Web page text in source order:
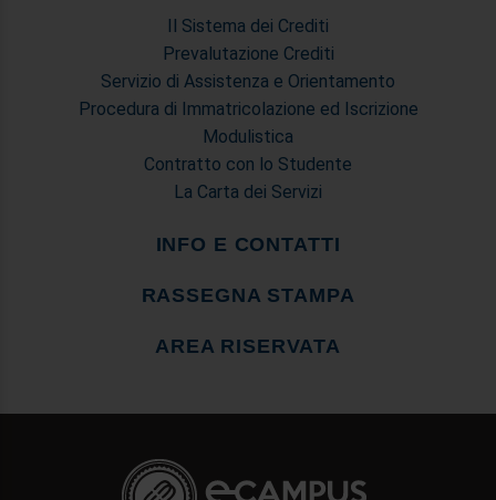
Il Sistema dei Crediti
Prevalutazione Crediti
Servizio di Assistenza e Orientamento
Procedura di Immatricolazione ed Iscrizione
Modulistica
Contratto con lo Studente
La Carta dei Servizi
INFO E CONTATTI
RASSEGNA STAMPA
AREA RISERVATA